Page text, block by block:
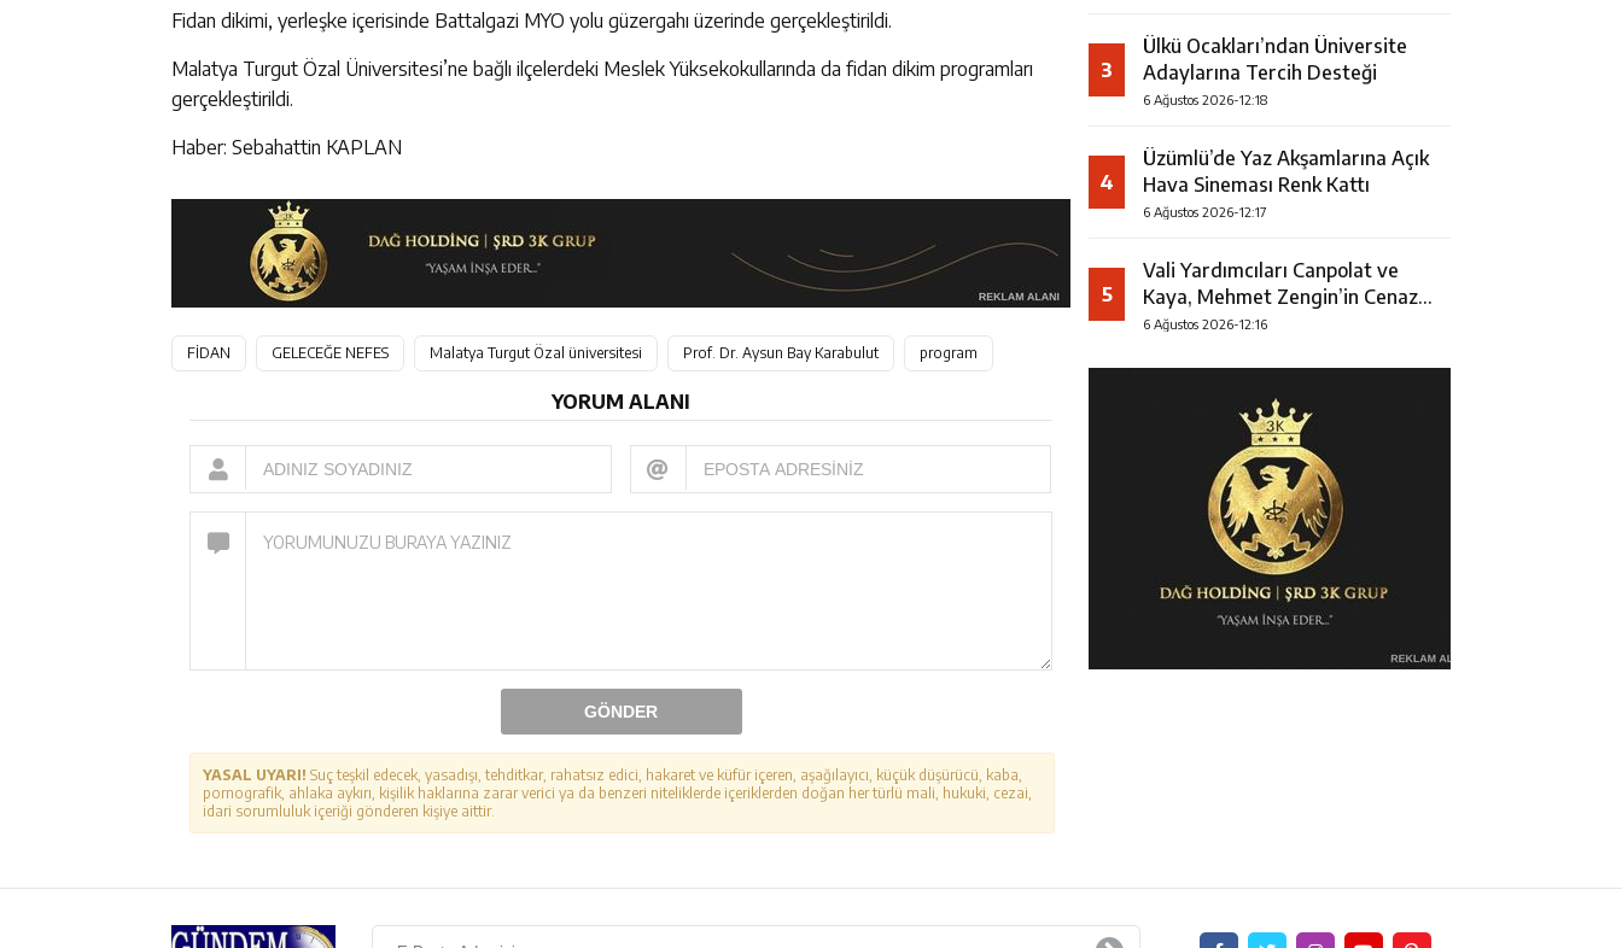
Fidan dikimi, yerleşke içerisinde Battalgazi MYO yolu güzergahı üzerinde gerçekleştirildi.
Malatya Turgut Özal Üniversitesi’ne bağlı ilçelerdeki Meslek Yüksekokullarında da fidan dikim programları
gerçekleştirildi.
Haber: Sebahattin KAPLAN
FİDAN GELECEĞE NEFES Malatya Turgut Özal üniversitesi Prof. Dr. Aysun Bay Karabulut program
YORUM ALANI
GÖNDER
YASAL UYARI! Suç teşkil edecek, yasadışı, tehditkar, rahatsız edici, hakaret ve küfür içeren, aşağılayıcı, küçük düşürücü, kaba,
pornografik, ahlaka aykırı, kişilik haklarına zarar verici ya da benzeri niteliklerde içeriklerden doğan her türlü mali, hukuki, cezai,
idari sorumluluk içeriği gönderen kişiye aittir.
3
Ülkü Ocakları’ndan Üniversite
Adaylarına Tercih Desteği
6 Ağustos 2026-12:18
4
Üzümlü’de Yaz Akşamlarına Açık
Hava Sineması Renk Kattı
6 Ağustos 2026-12:17
5
Vali Yardımcıları Canpolat ve
Kaya, Mehmet Zengin’in Cenaze
Törenine Katıldı
6 Ağustos 2026-12:16